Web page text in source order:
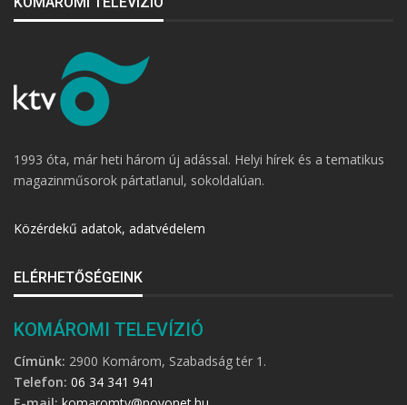
1993 óta, már heti három új adással. Helyi hírek és a tematikus
magazinműsorok pártatlanul, sokoldalúan.
Közérdekű adatok, adatvédelem
ELÉRHETŐSÉGEINK
KOMÁROMI TELEVÍZIÓ
Címünk: 2900 Komárom, Szabadság tér 1.
Telefon: 06 34 341 941